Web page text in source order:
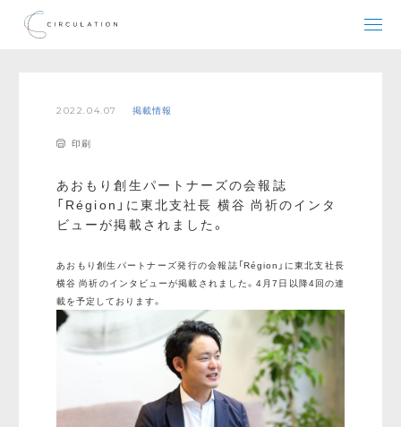
2022.04.07 掲載情報
印刷
あおもり創生パートナーズの会報誌
「Région」に東北支社長 横谷 尚祈のインタ
ビューが掲載されました。
あおもり創生パートナーズ発行の会報誌「Région」に東北支社長
横谷 尚祈のインタビューが掲載されました。4月7日以降4回の連
載を予定しております。